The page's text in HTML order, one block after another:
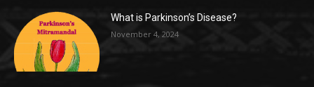
What is Parkinson’s Disease?
November 4, 2024